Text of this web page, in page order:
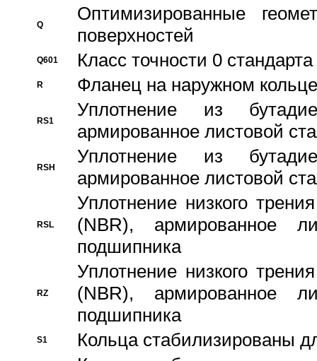
Q
Оптимизированные
поверхностей
Q601 Класс точности 0
R Фланец на наружном кольце
RS1
Уплотнение из
армированное листовой
RSH
Уплотнение из
армированное листовой
RSL
Уплотнение низкого
(NBR), армированное
подшипника
RZ
Уплотнение низкого
(NBR), армированное
подшипника
S1 Кольца стабилизированы